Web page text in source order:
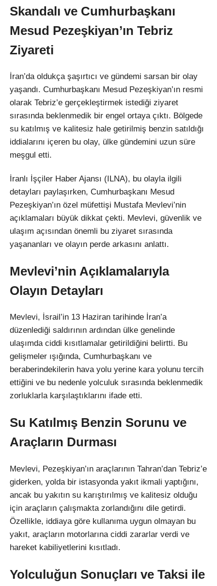
Facebook
Youtube
Skandalı ve Cumhurbaşkanı
Mesud Pezeşkiyan’ın Tebriz
Ziyareti
İran’da oldukça şaşırtıcı ve gündemi sarsan bir olay
yaşandı. Cumhurbaşkanı Mesud Pezeşkiyan’ın resmi
olarak Tebriz’e gerçekleştirmek istediği ziyaret
sırasında beklenmedik bir engel ortaya çıktı. Bölgede
su katılmış ve kalitesiz hale getirilmiş benzin satıldığı
iddialarını içeren bu olay, ülke gündemini uzun süre
meşgul etti.
İranlı İşçiler Haber Ajansı (ILNA), bu olayla ilgili
detayları paylaşırken, Cumhurbaşkanı Mesud
Pezeşkiyan’ın özel müfettişi Mustafa Mevlevi’nin
açıklamaları büyük dikkat çekti. Mevlevi, güvenlik ve
ulaşım açısından önemli bu ziyaret sırasında
yaşananları ve olayın perde arkasını anlattı.
Mevlevi’nin Açıklamalarıyla
Olayın Detayları
Mevlevi, İsrail’in 13 Haziran tarihinde İran’a
düzenlediği saldırının ardından ülke genelinde
ulaşımda ciddi kısıtlamalar getirildiğini belirtti. Bu
gelişmeler ışığında, Cumhurbaşkanı ve
beraberindekilerin hava yolu yerine kara yolunu tercih
ettiğini ve bu nedenle yolculuk sırasında beklenmedik
zorluklarla karşılaştıklarını ifade etti.
Su Katılmış Benzin Sorunu ve
Araçların Durması
Mevlevi, Pezeşkiyan’ın araçlarının Tahran’dan Tebriz’e
giderken, yolda bir istasyonda yakıt ikmali yaptığını,
ancak bu yakıtın su karıştırılmış ve kalitesiz olduğu
için araçların çalışmakta zorlandığını dile getirdi.
Özellikle, iddiaya göre kullanıma uygun olmayan bu
yakıt, araçların motorlarına ciddi zararlar verdi ve
hareket kabiliyetlerini kısıtladı.
Yolculuğun Sonuçları ve Taksi ile